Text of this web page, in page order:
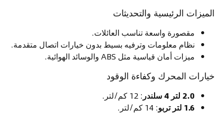
الميزات الرئيسية والتحديثات
مقصورة واسعة تناسب العائلات.
نظام معلومات وترفيه بسيط بدون خيارات اتصال متقدمة.
ميزات أمان قياسية مثل ABS والوسائد الهوائية.
خيارات المحرك وكفاءة الوقود
2.0 لتر 4 سلندر
: 12 كم/لتر.
1.6 لتر تربو
: 14 كم/لتر.